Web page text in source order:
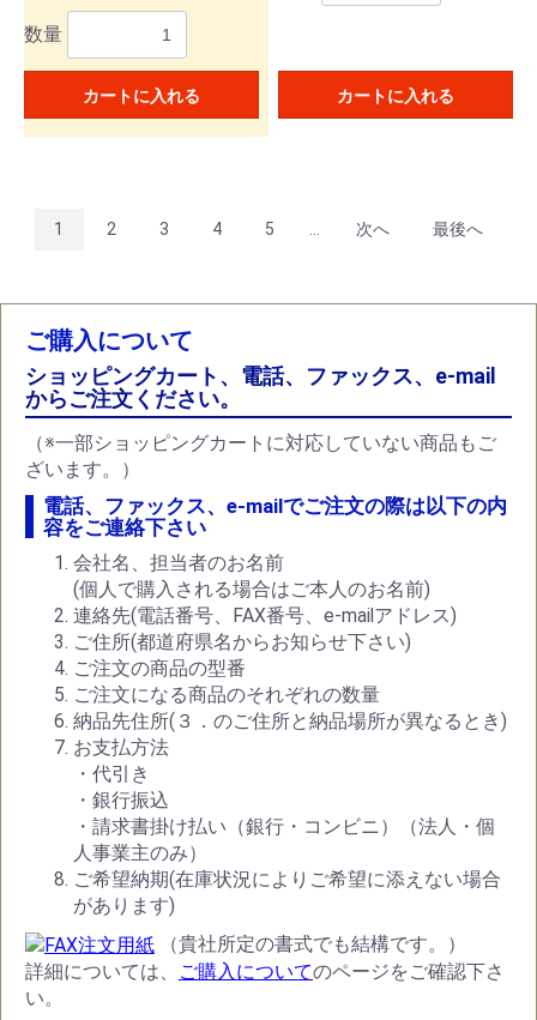
数量
カートに入れる カートに入れる
1 2 3 4 5 次へ 最後へ
ご購入について
ショッピングカート、電話、ファックス、e-mail
からご注文ください。
（※一部ショッピングカートに対応していない商品もご
ざいます。）
電話、ファックス、e-mailでご注文の際は以下の内
容をご連絡下さい
会社名、担当者のお名前
(個人で購入される場合はご本人のお名前)
連絡先(電話番号、FAX番号、e-mailアドレス)
ご住所(都道府県名からお知らせ下さい)
ご注文の商品の型番
ご注文になる商品のそれぞれの数量
納品先住所(３．のご住所と納品場所が異なるとき)
お支払方法
・代引き
・銀行振込
・請求書掛け払い（銀行・コンビニ）（法人・個
人事業主のみ）
ご希望納期(在庫状況によりご希望に添えない場合
があります)
（貴社所定の書式でも結構です。）
詳細については、
ご購入についてのページをご確認下さ
い。